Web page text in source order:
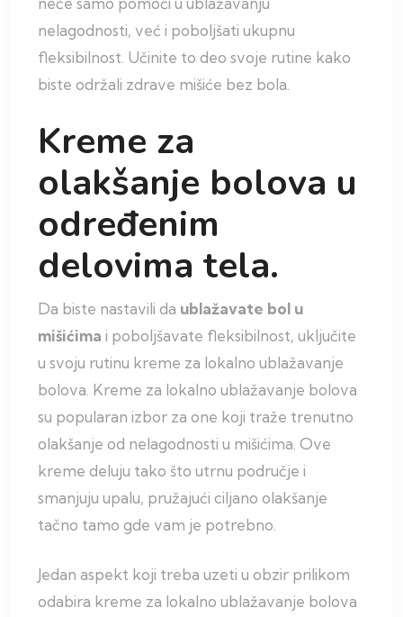
nelagodnosti, već i poboljšati ukupnu
fleksibilnost. Učinite to deo svoje rutine kako
biste održali zdrave mišiće bez bola.
Kreme za
olakšanje bolova u
određenim
delovima tela.
Da biste nastavili da ublažavate bol u
mišićima i poboljšavate fleksibilnost, uključite
u svoju rutinu kreme za lokalno ublažavanje
bolova. Kreme za lokalno ublažavanje bolova
su popularan izbor za one koji traže trenutno
olakšanje od nelagodnosti u mišićima. Ove
kreme deluju tako što utrnu područje i
smanjuju upalu, pružajući ciljano olakšanje
tačno tamo gde vam je potrebno.
Jedan aspekt koji treba uzeti u obzir prilikom
odabira kreme za lokalno ublažavanje bolova